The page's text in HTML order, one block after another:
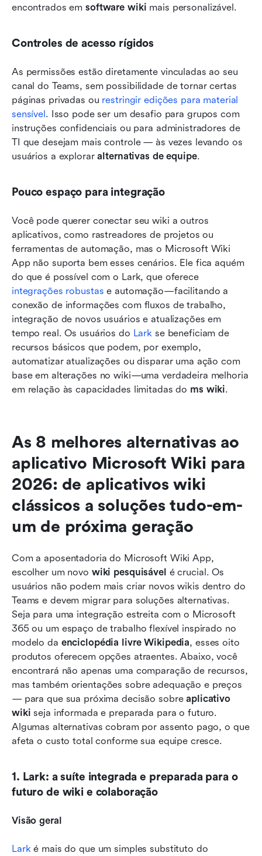
encontrados em software wiki mais personalizável.
Controles de acesso rígidos
As permissões estão diretamente vinculadas ao seu
canal do Teams, sem possibilidade de tornar certas
páginas privadas ou restringir edições para material
sensível. Isso pode ser um desafio para grupos com
instruções confidenciais ou para administradores de
TI que desejam mais controle — às vezes levando os
usuários a explorar alternativas de equipe.
Pouco espaço para integração
Você pode querer conectar seu wiki a outros
aplicativos, como rastreadores de projetos ou
ferramentas de automação, mas o Microsoft Wiki
App não suporta bem esses cenários. Ele fica aquém
do que é possível com o Lark, que oferece
integrações robustas e automação—facilitando a
conexão de informações com fluxos de trabalho,
integração de novos usuários e atualizações em
tempo real. Os usuários do Lark se beneficiam de
recursos básicos que podem, por exemplo,
automatizar atualizações ou disparar uma ação com
base em alterações no wiki—uma verdadeira melhoria
em relação às capacidades limitadas do ms wiki.
As 8 melhores alternativas ao
aplicativo Microsoft Wiki para
2026: de aplicativos wiki
clássicos a soluções tudo-em-
um de próxima geração
Com a aposentadoria do Microsoft Wiki App,
escolher um novo wiki pesquisável é crucial. Os
usuários não podem mais criar novos wikis dentro do
Teams e devem migrar para soluções alternativas.
Seja para uma integração estreita com o Microsoft
365 ou um espaço de trabalho flexível inspirado no
modelo da enciclopédia livre Wikipedia, esses oito
produtos oferecem opções atraentes. Abaixo, você
encontrará não apenas uma comparação de recursos,
mas também orientações sobre adequação e preços
— para que sua próxima decisão sobre aplicativo
wiki seja informada e preparada para o futuro.
Algumas alternativas cobram por assento pago, o que
afeta o custo total conforme sua equipe cresce.
1. Lark: a suíte integrada e preparada para o
futuro de wiki e colaboração
Visão geral
Lark